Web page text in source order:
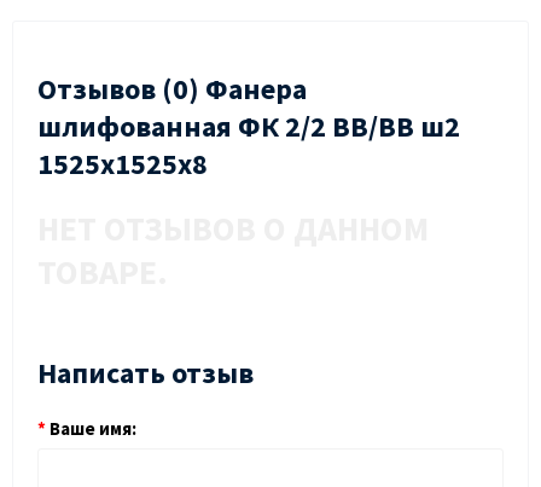
Отзывов (0) Фанера
шлифованная ФК 2/2 ВВ/ВВ ш2
1525х1525х8
Написать отзыв
Ваше имя: